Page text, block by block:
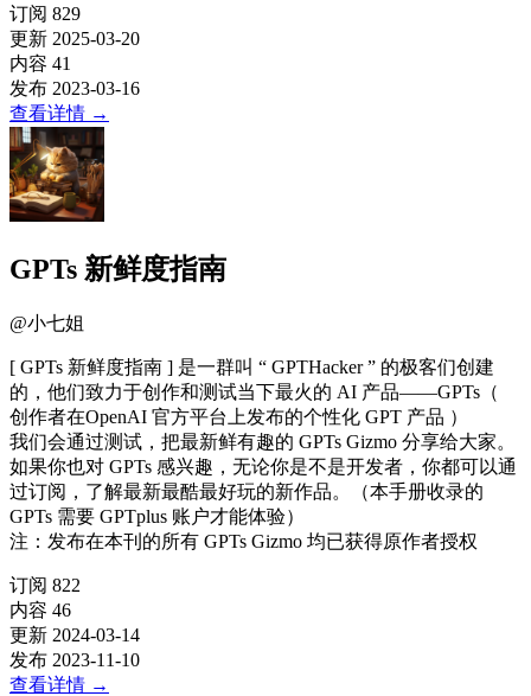
订阅 829
更新 2025-03-20
内容 41
发布 2023-03-16
查看详情 →
GPTs 新鲜度指南
@小七姐
[ GPTs 新鲜度指南 ] 是一群叫 “ GPTHacker ” 的极客们创建
的，他们致力于创作和测试当下最火的 AI 产品——GPTs（
创作者在OpenAI 官方平台上发布的个性化 GPT 产品 ）
我们会通过测试，把最新鲜有趣的 GPTs Gizmo 分享给大家。
如果你也对 GPTs 感兴趣，无论你是不是开发者，你都可以通
过订阅，了解最新最酷最好玩的新作品。（本手册收录的
GPTs 需要 GPTplus 账户才能体验）
注：发布在本刊的所有 GPTs Gizmo 均已获得原作者授权
订阅 822
内容 46
更新 2024-03-14
发布 2023-11-10
查看详情 →